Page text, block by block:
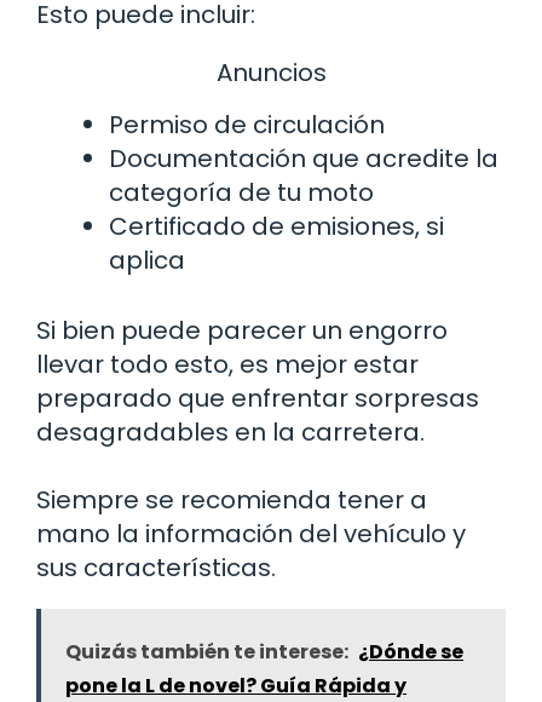
Esto puede incluir:
Anuncios
Permiso de circulación
Documentación que acredite la
categoría de tu moto
Certificado de emisiones, si
aplica
Si bien puede parecer un engorro
llevar todo esto, es mejor estar
preparado que enfrentar sorpresas
desagradables en la carretera.
Siempre se recomienda tener a
mano la información del vehículo y
sus características.
Quizás también te interese: ¿Dónde se
pone la L de novel? Guía Rápida y